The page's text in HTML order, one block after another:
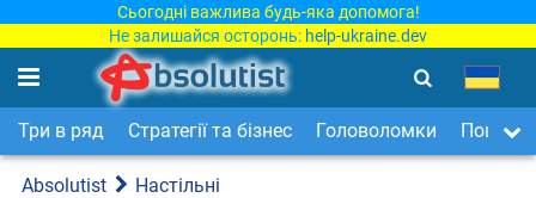
Сьогодні важлива будь-яка допомога!
Не залишайся осторонь: help-ukraine.dev
Три в ряд Стратегії та бізнес Головоломки Пошук
Absolutist Настільні